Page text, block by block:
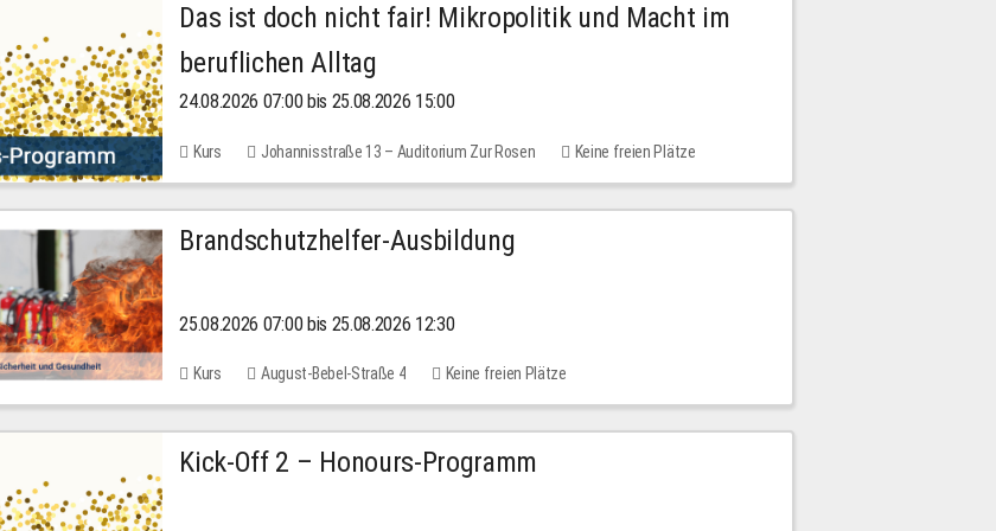
Das ist doch nicht fair! Mikropolitik und Macht im
beruflichen Alltag
24.08.2026 07:00 bis 25.08.2026 15:00
Kurs Johannisstraße 13 – Auditorium Zur Rosen Keine freien Plätze
Brandschutzhelfer-Ausbildung
25.08.2026 07:00 bis 25.08.2026 12:30
Kurs August-Bebel-Straße 4 Keine freien Plätze
Kick-Off 2 – Honours-Programm